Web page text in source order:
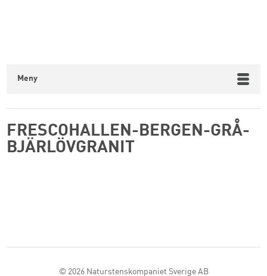
Meny
FRESCOHALLEN-BERGEN-GRÅ-
BJÄRLÖVGRANIT
© 2026 Naturstenskompaniet Sverige AB